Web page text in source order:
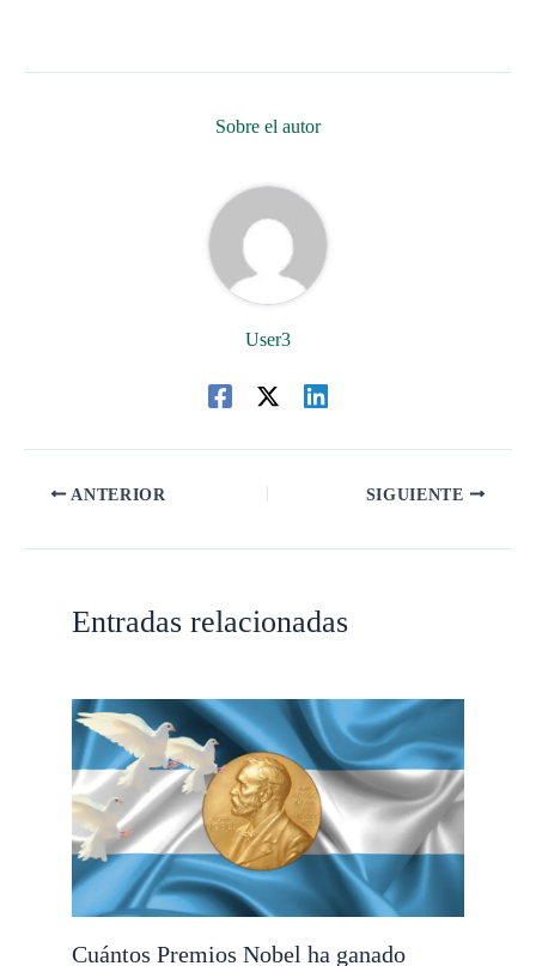
Sobre el autor
User3
ANTERIOR SIGUIENTE
Entradas relacionadas
Cuántos Premios Nobel ha ganado